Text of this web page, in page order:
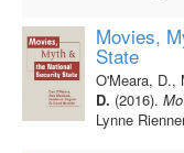
Movies,
State
O'Meara, D.,
D. (2016).
Lynne